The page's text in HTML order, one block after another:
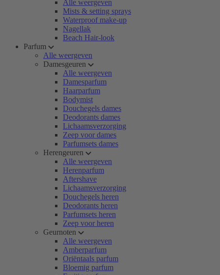
Alle weergeven
Mists & setting sprays
Waterproof make-up
Nagellak
Beach Hair-look
Parfum
Alle weergeven
Damesgeuren
Alle weergeven
Damesparfum
Haarparfum
Bodymist
Douchegels dames
Deodorants dames
Lichaamsverzorging
Zeep voor dames
Parfumsets dames
Herengeuren
Alle weergeven
Herenparfum
Aftershave
Lichaamsverzorging
Douchegels heren
Deodorants heren
Parfumsets heren
Zeep voor heren
Geurnoten
Alle weergeven
Amberparfum
Oriëntaals parfum
Bloemig parfum